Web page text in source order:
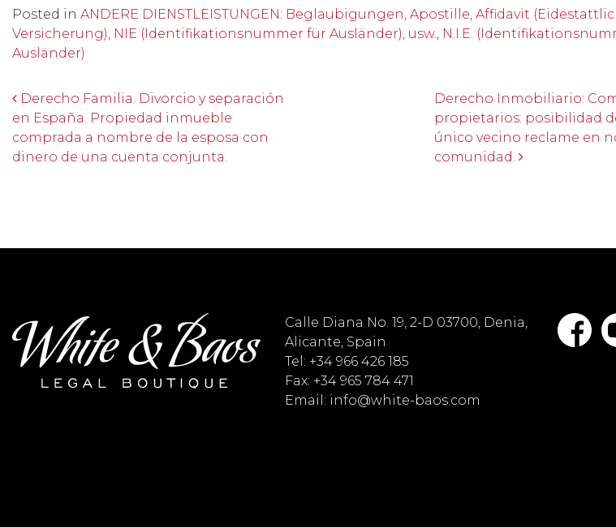
Posted in ANDERE DIENSTLEISTUNGEN: Beglaubigungen, Apostille, Affidavit
Versicherung), NIE (Identifikationsnummer für Ausländer), usw., N.I.E.
Ausländer)
Beitrags-Navigation
Derecho Familia. Divorcio y separación
en España. Propiedad inmueble
comprada a nombre de la esposa con
dinero de una cuenta conjunta.
Derecho Inmobiliario:
propietarios: posibilidad
único vecino reclame en
comunidad.
Calle Diana No. 19, 2-D 03700, Denia,
Alicante, Spain
Tel: +34 966 426 185
Fax: +34 965 784 471
Email: info@white-baos.com